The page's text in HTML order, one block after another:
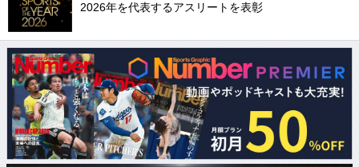
2026年を代表するアスリートを表彰